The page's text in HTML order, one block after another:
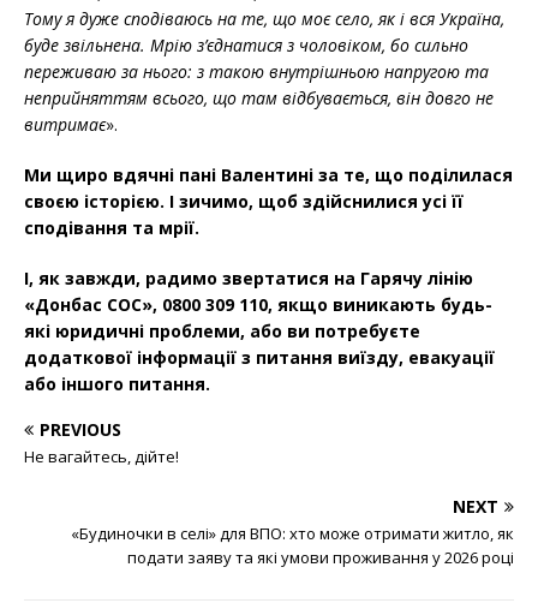
Тому я дуже сподіваюсь на те, що моє село, як і вся Україна,
буде звільнена. Мрію з’єднатися з чоловіком, бо сильно
переживаю за нього: з такою внутрішньою напругою та
неприйняттям всього, що там відбувається, він довго не
витримає».
Ми щиро вдячні пані Валентині за те, що поділилася
своєю історією. І зичимо, щоб здійснилися усі її
сподівання та мрії.
І, як завжди, радимо звертатися на Гарячу лінію
«Донбас СОС», 0800 309 110, якщо виникають будь-
які юридичні проблеми, або ви потребуєте
додаткової інформації з питання виїзду, евакуації
або іншого питання.
PREVIOUS
Не вагайтесь, дійте!
NEXT
«Будиночки в селі» для ВПО: хто може отримати житло, як
подати заяву та які умови проживання у 2026 році